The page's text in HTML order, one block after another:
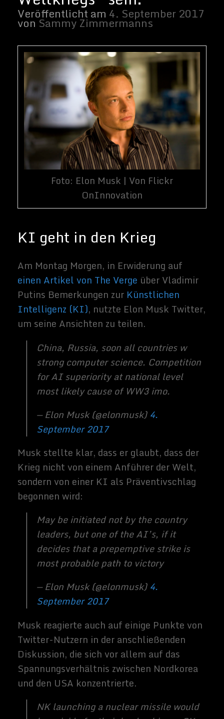
Am Montag Morgen, in Erwiderung auf
einen Artikel von The Vergeüber Vladimir
Putins Bemerkungen zur
um seine Ansichten zu teilen.
China, Russia, soon all countries w
strong computer science. Competition
for AI superiority at national level
most likely cause of WW3 imo.
— Elon Musk (@elonmusk)
4.
September 2017
Musk stellte klar, dass er glaubt, dass der
Krieg nicht von einem Anführer der Welt,
sondern von einer KI als Präventivschlag
begonnen wird:
May be initiated not by the country
— Elon Musk (@elonmusk) 4.
Musk reagierte auch auf einige Punkte von
Twitter-Nutzern in der anschließenden
Diskussion, die sich vor allem auf das
Spannungsverhältnis zwischen Nordkorea
und den USA konzentrierte.
NK launching a nuclear missile would
US and China wd invade and end the
regime immediately
— Elon Musk (@elonmusk)4.
September 2017
for civilizational existential risk. NK
has no entangling alliances that wd
polarize world into war.
— Elon Musk (@elonmusk)4.
September 2017
Govts don’t need to follow normal
laws. They will obtain AI developed by
companies at gunpoint, if necessary.
— Elon Musk (@elonmusk)
September 2017
Herrscher der Welt
Wir wissen bereits, dass die USA allgemein
Intelligenzund maschinelles Lernen
angesehen werden. Diese Position ist
jedoch labil, vor allem angesichts des
und der zunehmenden Schwäche des
Bildungssystems, was zu einer sinkenden
Zahl von Erwachsenen mit den technischen
Fähigkeiten führt, die für die
Aufrechterhaltung und das Wachstum der
MINT-Industrien erforderlich sind.
einen Bericht, derChina als aufstrebende